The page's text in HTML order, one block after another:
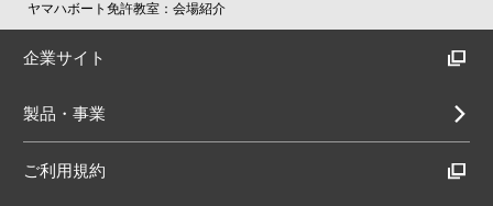
ヤマハボート免許教室：会場紹介
企業サイト
製品・事業
ご利用規約